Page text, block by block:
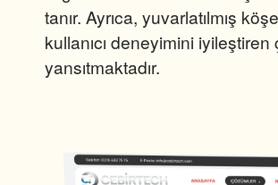
tanır. Ayrıca, yuvarlatılmış
kullanıcı deneyimini
yansıtmaktadır.